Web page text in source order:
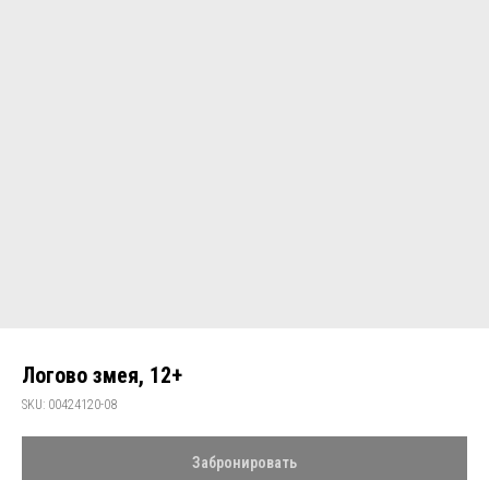
Логово змея, 12+
SKU: 00424120-08
Забронировать